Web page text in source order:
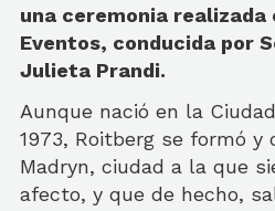
una ceremonia realizada
Eventos, conducida por
Julieta Prandi.
Aunque nació en la
1973, Roitberg se formó y
Madryn, ciudad a la que
afecto, y que de hecho,